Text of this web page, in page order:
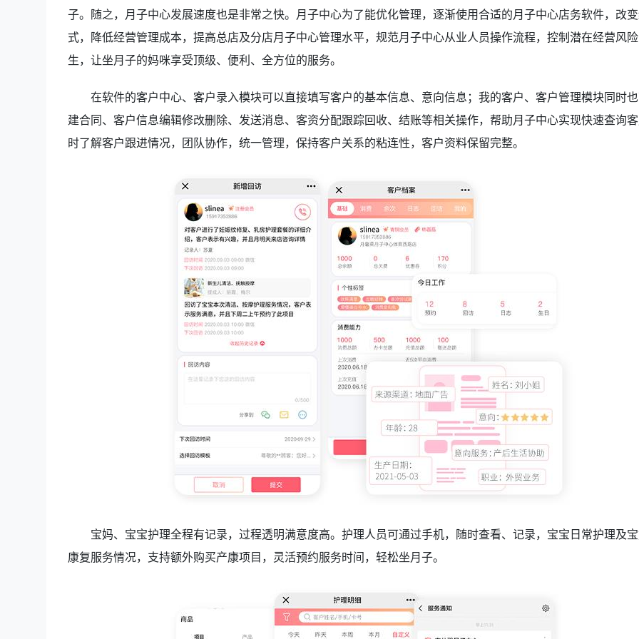
子。随之，月子中心发展速度也是非常之快。月子中心为了能优化管理，逐渐使用合适的月子中心店务软件，改
式，降低经营管理成本，提高总店及分店月子中心管理水平，规范月子中心从业人员操作流程，控制潜在经营风
生，让坐月子的妈咪享受顶级、便利、全方位的服务。
在软件的客户中心、客户录入模块可以直接填写客户的基本信息、意向信息；我的客户、客户管理模块同时
建合同、客户信息编辑修改删除、发送消息、客资分配跟踪回收、结账等相关操作，帮助月子中心实现快速查询
时了解客户跟进情况，团队协作，统一管理，保持客户关系的粘连性，客户资料保留完整。
宝妈、宝宝护理全程有记录，过程透明满意度高。护理人员可通过手机，随时查看、记录，宝宝日常护理及
康复服务情况，支持额外购买产康项目，灵活预约服务时间，轻松坐月子。